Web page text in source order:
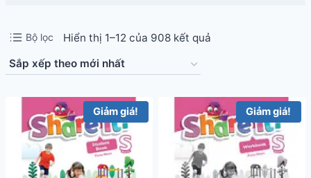
Bộ lọc Hiển thị 1–12 của 908 kết quảĐã
theo
mới
nhất
Giảm giá! Giảm giá!